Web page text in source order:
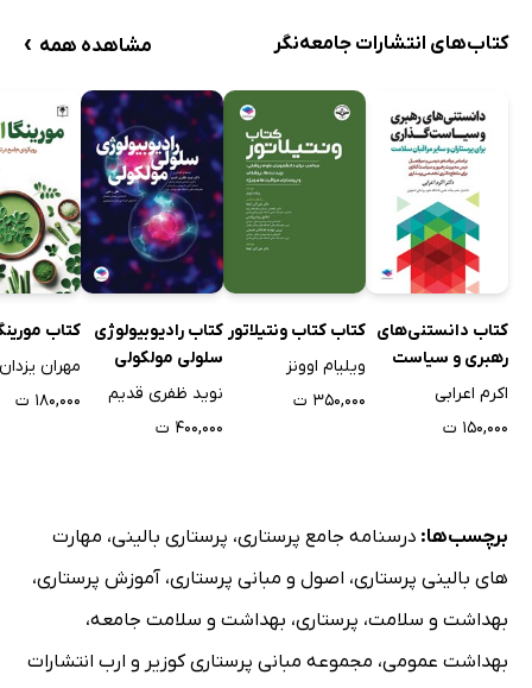
کتاب‌های انتشارات جامعه‌نگر مشاهده همه ›
کتاب دانستنی‌های
رهبری و سیاست
گذاری برای پرستاران
سلامت
اکرم اعرابی
۱۵۰,۰۰۰ ت
کتاب کتاب ونتیلاتور
ویلیام اوونز
۳۵۰,۰۰۰ ت
کتاب رادیوبیولوژی
سلولی مولکولی
نوید ظفری قدیم
۴۰۰,۰۰۰ ت
کتاب
مهران
۱۸۰,۰۰۰ ت
برچسب‌ها: درسنامه جامع پرستاری، پرستاری بالینی، مهارت
های بالینی پرستاری، اصول و مبانی پرستاری، آموزش پرستاری،
بهداشت و سلامت، پرستاری، بهداشت و سلامت جامعه،
بهداشت عمومی، مجموعه مبانی پرستاری کوزیر و ارب انتشارات